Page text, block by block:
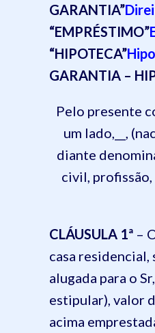
GARANTIA”
“EMPRÉSTIMO”
“HIPOTECA”
GARANTIA –
Pelo presente
um lado,__,
diante
civil,
CLÁUSULA 1ª –
casa residencial,
alugada para o
estipular), valor
acima